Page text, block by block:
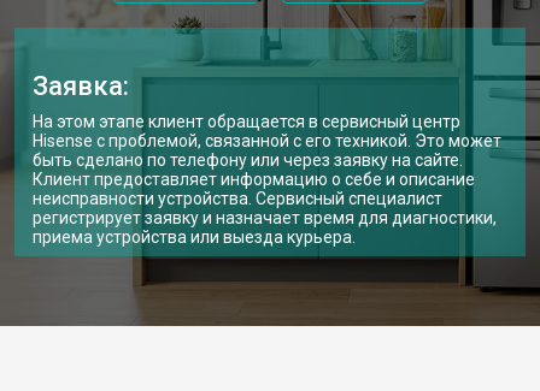
Заявка:
На этом этапе клиент обращается в сервисный центр
Hisense с проблемой, связанной с его техникой. Это может
быть сделано по телефону или через заявку на сайте.
Клиент предоставляет информацию о себе и описание
неисправности устройства. Сервисный специалист
регистрирует заявку и назначает время для диагностики,
приема устройства или выезда курьера.